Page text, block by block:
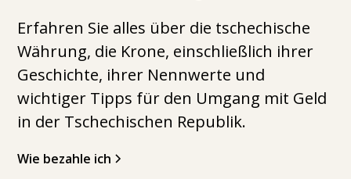
Erfahren Sie alles über die tschechische
Währung, die Krone, einschließlich ihrer
Geschichte, ihrer Nennwerte und
wichtiger Tipps für den Umgang mit Geld
in der Tschechischen Republik.
Wie bezahle ich